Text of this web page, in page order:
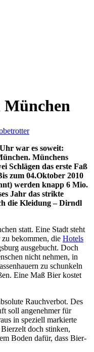
München
war es soweit:
Münchens
Schlägen das erste Faß
zum 04.Oktober 2010
werden knapp 6 Mio.
Jahr das strikte
die Kleidung – Dirndl
statt. Eine Stadt steht
bekommen, die Hotels
ausgebucht. Doch
nicht nehmen, in
zu schunkeln
Eine Maß Bier kostet
Rauchverbot. Des
soll angenehmer für
in speziell markierte
doch stinken,
Boden dafür, dass Bier-